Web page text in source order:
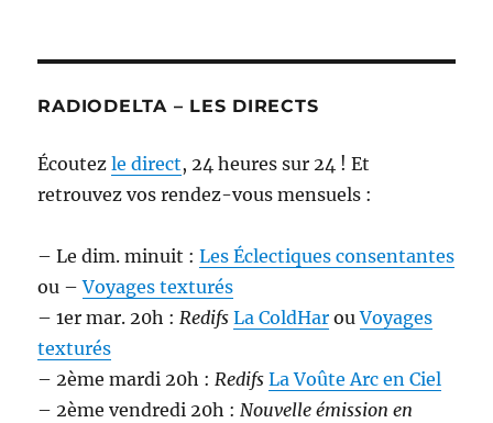
RADIODELTA – LES DIRECTS
Écoutezle direct, 24 heures sur 24 ! Et
retrouvez vos rendez-vous mensuels :
– Le dim. minuit :Les Éclectiques consentantes
ou –Voyages texturés
– 1er mar. 20h :Redifs La ColdHar ouVoyages
texturés
– 2ème mardi 20h :Redifs La Voûte Arc en Ciel
– 2ème vendredi 20h :Nouvelle émission en